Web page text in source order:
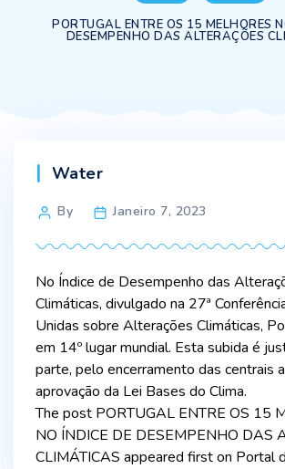
PORTUGAL ENTRE OS 15 MELHORES
DESEMPENHO DAS ALTERAÇÕES
Categories
Water
PostBy Janeiro 7, 2023
No Índice de Desempenho das
Climáticas, divulgado na 27ª
Unidas sobre Alterações Climáticas,
em 14º lugar mundial. Esta subida é
parte, pelo encerramento das centrais
aprovação da Lei Bases do Clima.
The post PORTUGAL ENTRE OS 15
NO ÍNDICE DE DESEMPENHO DAS
CLIMÁTICAS appeared first on Portal